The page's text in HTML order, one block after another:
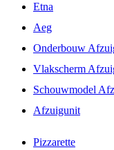
Etna
Aeg
Onderbouw
Vlakscherm
Schouwmodel
Afzuigunit
Pizzarette